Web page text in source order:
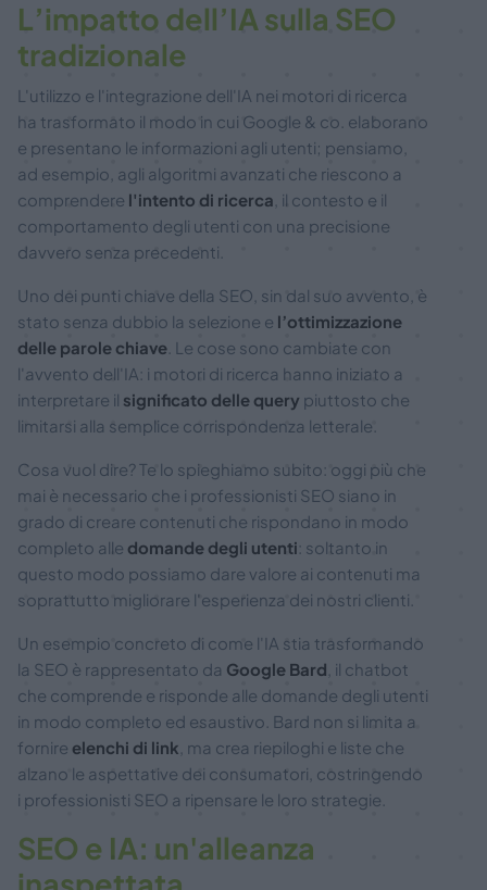
L’impatto dell’IA sulla SEO
tradizionale
L'utilizzo e l'integrazione dell'IA nei motori di ricerca
ha trasformato il modo in cui Google & co. elaborano
e presentano le informazioni agli utenti; pensiamo,
ad esempio, agli algoritmi avanzati che riescono a
comprendere l'intento di ricerca , il contesto e il
comportamento degli utenti con una precisione
davvero senza precedenti.
Uno dei punti chiave della SEO, sin dal suo avvento, è
stato senza dubbio la selezione e l’ottimizzazione
delle parole chiave . Le cose sono cambiate con
l'avvento dell'IA: i motori di ricerca hanno iniziato a
interpretare il significato delle query piuttosto che
limitarsi alla semplice corrispondenza letterale.
Cosa vuol dire? Te lo spieghiamo subito: oggi più che
mai è necessario che i professionisti SEO siano in
grado di creare contenuti che rispondano in modo
completo alle domande degli utenti: soltanto in
questo modo possiamo dare valore ai contenuti ma
soprattutto migliorare l'esperienza dei nostri clienti.
Un esempio concreto di come l'IA stia trasformando
la SEO è rappresentato da Google Bard , il chatbot
che comprende e risponde alle domande degli utenti
in modo completo ed esaustivo. Bard non si limita a
fornire elenchi di link , ma crea riepiloghi e liste che
alzano le aspettative dei consumatori, costringendo
i professionisti SEO a ripensare le loro strategie.
SEO e IA: un'alleanza